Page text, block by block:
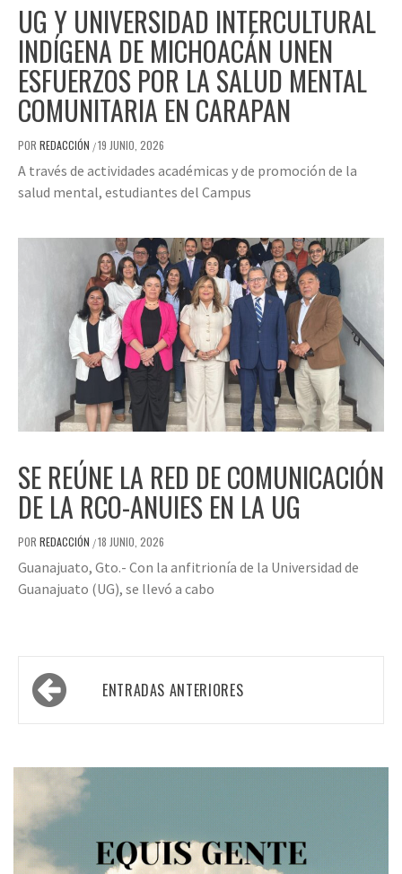
UG Y UNIVERSIDAD INTERCULTURAL
INDÍGENA DE MICHOACÁN UNEN
ESFUERZOS POR LA SALUD MENTAL
COMUNITARIA EN CARAPAN
POR REDACCIÓN /19 JUNIO, 2026
A través de actividades académicas y de promoción de la
salud mental, estudiantes del Campus
SE REÚNE LA RED DE COMUNICACIÓN
DE LA RCO-ANUIES EN LA UG
POR REDACCIÓN /18 JUNIO, 2026
Guanajuato, Gto.- Con la anfitrionía de la Universidad de
Guanajuato (UG), se llevó a cabo
Navegación
de ENTRADAS ANTERIORES